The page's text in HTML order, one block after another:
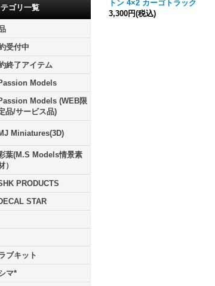
ゴリ一覧
受付中
終了アイテム
Models
Models (WEB限
品/サービス品)
Miniatures(3D)
葉(M.S Models情景素
）
PRODUCTS
STAR
ブキット
マ*
トン 4×2 カーゴトラック
3,300円(税込)